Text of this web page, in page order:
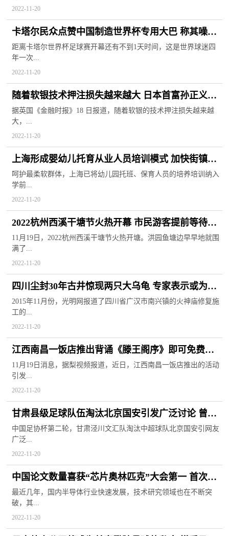
2022-11-20
卡塔尔民众点赞中国制造世界杯专用大巴 称其噪音
小还上档次
距离卡塔尔世界杯足球赛开幕还有不到1天时间，这是世界球迷四
年一次...
2022-11-20
随着软银技术押注损失越来越大 日本首富孙正义个
人欠债高达50亿美元
据英国《金融时报》18 日报道，随着软银的技术押注损失越来越
大，...
2022-11-20
上海形成婴幼儿托育从业人员培训模式 加快街镇普
惠性托育点覆盖率
呵护最柔软群体，上海已将幼儿园托班、保育人员的培养培训纳入
学前...
2022-11-20
2022杭州西溪干塘节火热开幕 市民游客提前等待观
看“浑水摸鱼”之战
11月19日，2022杭州西溪干塘节火热开塘。洪园鱼塘边早早地就围
满了...
2022-11-20
四川尘封30年古井惊现两只大乌龟 专家表示或为前
人扔下的外侵物种
2015年11月份，光明网报道了四川省广汉市南兴镇的火神庙修复施
工的...
2022-11-20
江西南昌一饭店推出背诵《滕王阁序》即可免费活
动 引发市民围观
11月19日消息，据梨视频报道，近日，江西南昌一饭店推出的活动
引发...
2022-11-20
甘肃县级足球队伍淘汰北京国安引发广泛讨论 曾制
定严密训练计划
中国足协杯第二轮，甘肃泾川文汇队淘汰中超球队北京国安引网友
广泛...
2022-11-20
中国论文数量喜获“芯片奥林匹克”大会第一 首次赶
超美国与韩国
最近几年，国内半导体行业快速发展，技术研究领域也在不断突
破，其...
2022-11-20